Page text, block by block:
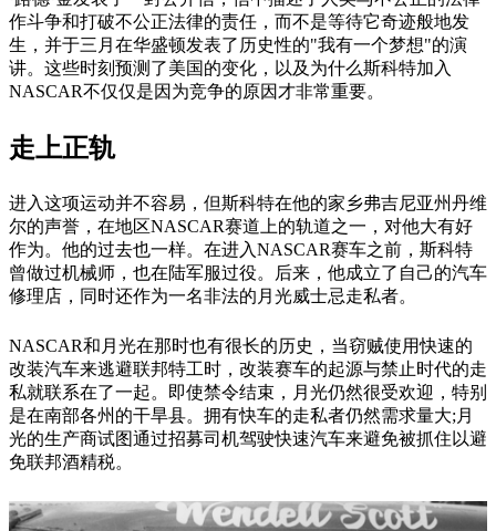
作斗争和打破不公正法律的责任，而不是等待它奇迹般地发
生，并于三月在华盛顿发表了历史性的"我有一个梦想"的演
讲。这些时刻预测了美国的变化，以及为什么斯科特加入
NASCAR不仅仅是因为竞争的原因才非常重要。
走上正轨
进入这项运动并不容易，但斯科特在他的家乡弗吉尼亚州丹维
尔的声誉，在地区NASCAR赛道上的轨道之一，对他大有好
作为。他的过去也一样。在进入NASCAR赛车之前，斯科特
曾做过机械师，也在陆军服过役。后来，他成立了自己的汽车
修理店，同时还作为一名非法的月光威士忌走私者。
NASCAR和月光在那时也有很长的历史，当窃贼使用快速的
改装汽车来逃避联邦特工时，改装赛车的起源与禁止时代的走
私就联系在了一起。即使禁令结束，月光仍然很受欢迎，特别
是在南部各州的干旱县。拥有快车的走私者仍然需求量大;月
光的生产商试图通过招募司机驾驶快速汽车来避免被抓住以避
免联邦酒精税。